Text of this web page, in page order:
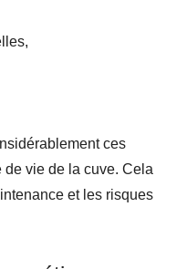
ces
vie de la cuve. Cela
et les risques